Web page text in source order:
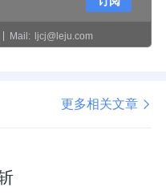
列，不再为公司实
市前的一次大额分
元的股息分派，分
亿元的净利润额
Mail: ljcj@leju.com
更多相关文章